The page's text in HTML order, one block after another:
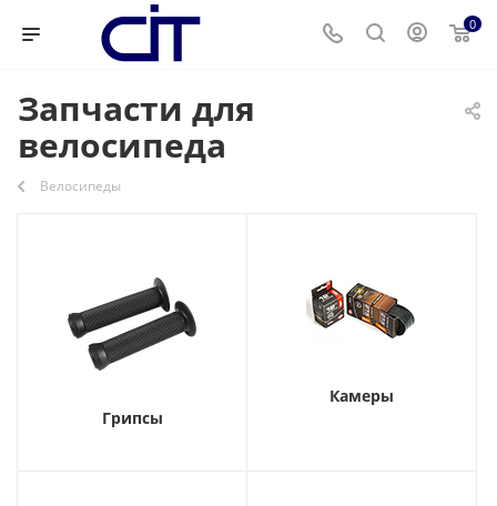
0
Запчасти для
велосипеда
Велосипеды
Грипсы
Камеры